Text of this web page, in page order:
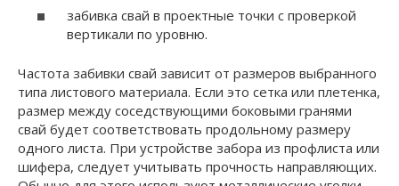
забивка свай в проектные точки с проверкой
вертикали по уровню.
Частота забивки свай зависит от размеров выбранного
типа листового материала. Если это сетка или плетенка,
размер между соседствующими боковыми гранями
свай будет соответствовать продольному размеру
одного листа. При устройстве забора из профлиста или
шифера, следует учитывать прочность направляющих.